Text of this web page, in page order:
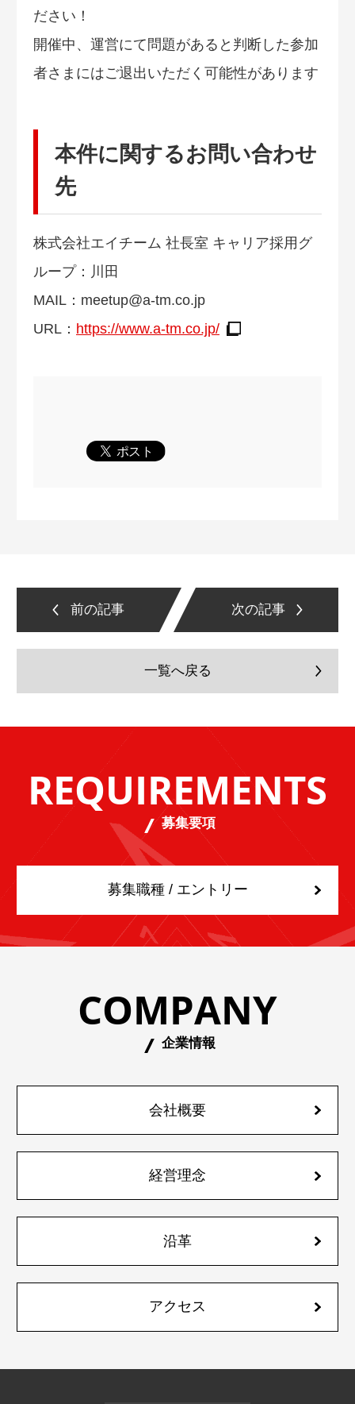
ださい！
開催中、運営にて問題があると判断した参加
者さまにはご退出いただく可能性があります
本件に関するお問い合わせ
先
株式会社エイチーム 社長室 キャリア採用グ
ループ：川田
MAIL： meetup@a-tm.co.jp
URL： https://www.a-tm.co.jp/
前の記事 次の記事
一覧へ戻る
REQUIREMENTS
募集要項
募集職種 / エントリー
COMPANY
企業情報
会社概要
経営理念
沿革
アクセス